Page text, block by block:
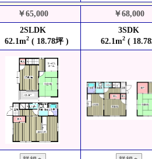
￥65,000
￥68,000
2SLDK
62.1m2 ( 18.78坪 )
3SDK
62.1m2 (